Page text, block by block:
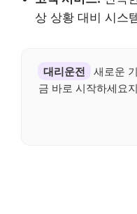
상 상황 대비 시스
대리운전
새로운
금 바로 시작하세요